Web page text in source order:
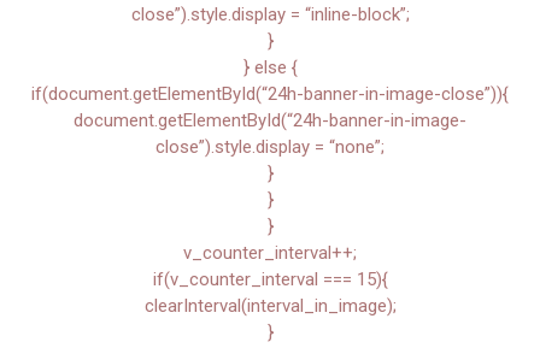
close”).style.display = “inline-block”;
}
} else {
if(document.getElementById(“24h-banner-in-image-close”)){
document.getElementById(“24h-banner-in-image-
close”).style.display = “none”;
}
}
}
v_counter_interval++;
if(v_counter_interval === 15){
clearInterval(interval_in_image);
}